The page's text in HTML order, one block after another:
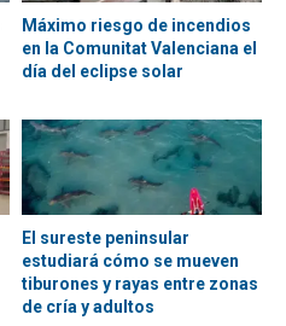
Máximo riesgo de incendios
en la Comunitat Valenciana el
día del eclipse solar
El sureste peninsular
estudiará cómo se mueven
tiburones y rayas entre zonas
de cría y adultos